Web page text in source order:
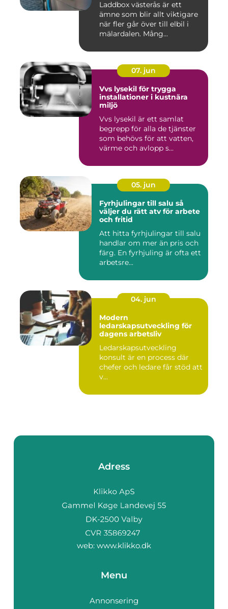
Laddbox västerås är ett
ämne som blir allt viktigare
när fler går över till elbil i
mälardalen. Mång...
07. jun
Vvs lysekil för trygga
installationer i kustnära
miljö
Vvs lysekil är ett samlat
begrepp för alla de tjänster
som behövs för att vatten,
värme och avlopp s...
05. jun
Fyrhjulingar till salu så
väljer du rätt atv för arbete
och fritid
Att hitta fyrhjulingar till salu
handlar om mer än pris och
färg. En fyrhjuling är ofta ett
arbetsre...
04. jun
Modern
ledarskapsutveckling för
dagens arbetsliv
Ledarskapsutveckling
konsult är en process där
chefer och ledare får stöd att
v...
Adress
web: www.klikko.dk
Menu
Annonsering